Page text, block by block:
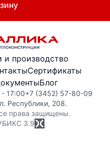
и производство
Сертификаты
Блог
17:00+7 (3452) 57-80-09
Республики, 208.
права защищены.
3.9